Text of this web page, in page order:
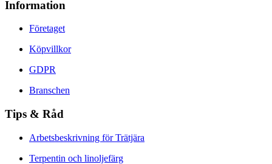
Information
Företaget
Köpvillkor
GDPR
Branschen
Tips & Råd
Arbetsbeskrivning för Trätjära
Terpentin och linoljefärg